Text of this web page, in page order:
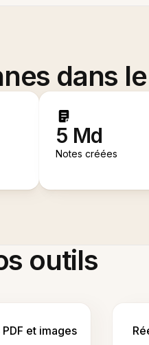
dans
5 Md
Notes créées
outils
et images